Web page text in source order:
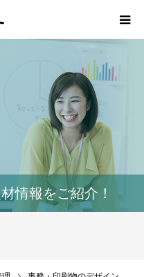
情報をご紹介！